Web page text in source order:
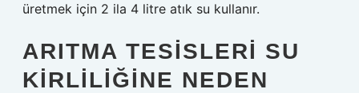
üretmek için 2 ila 4 litre atık su kullanır.
ARITMA TESISLERI SU
KIRLILIĞINE NEDEN